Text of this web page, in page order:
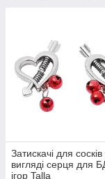
Затискачі для сосків
вигляді серця для
ігор Talla